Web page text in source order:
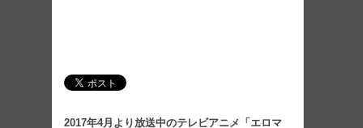
2017年4月より放送中のテレビアニメ「エロマ